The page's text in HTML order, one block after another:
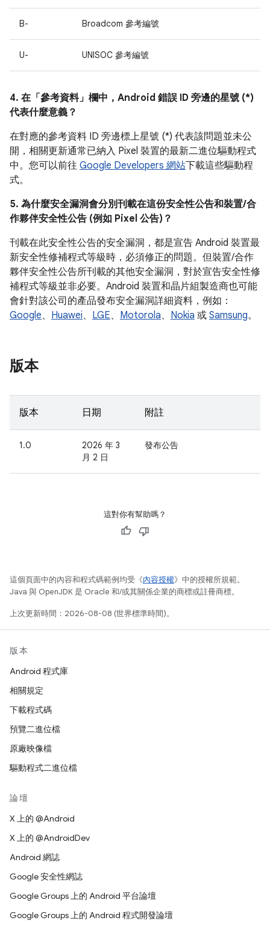
B- Broadcom 參考編號
U- UNISOC 參考編號
4. 在「參考資料」 欄中，Android 錯誤 ID 旁邊的星號 (*)
代表什麼意義？
在對應的參考資料 ID 旁邊標上星號 (*) 代表該問題並未公
開，相關更新通常已納入 Pixel 裝置的最新二進位驅動程式
中。您可以前往 Google Developers 網站下載這些驅動程
式。
5. 為什麼安全漏洞會分別刊載在這份安全性公告和裝置/合
作夥伴安全性公告 (例如 Pixel 公告)？
刊載在此安全性公告的安全漏洞，都是宣告 Android 裝置最
新安全性修補程式等級時，必須修正的問題。但裝置/合作
夥伴安全性公告所刊載的其他安全漏洞，對於宣告安全性修
補程式等級並非必要。Android 裝置和晶片組製造商也可能
會針對該公司的產品發布安全漏洞詳細資料，例如：
Google、 Huawei、 LGE、 Motorola、 Nokia 或 Samsung。
版本
版本 日期 附註
1.0
2026 年 3
月 2 日
發布公告
這對你有幫助嗎？
這個頁面中的內容和程式碼範例均受《內容授權》中的授權所規範。
Java 與 OpenJDK 是 Oracle 和/或其關係企業的商標或註冊商標。
上次更新時間：2026-08-08 (世界標準時間)。
版本
Android 程式庫
相關規定
下載程式碼
預覽二進位檔
原廠映像檔
驅動程式二進位檔
論壇
X 上的 @Android
X 上的 @AndroidDev
Android 網誌
Google 安全性網誌
Google Groups 上的 Android 平台論壇
Google Groups 上的 Android 程式開發論壇